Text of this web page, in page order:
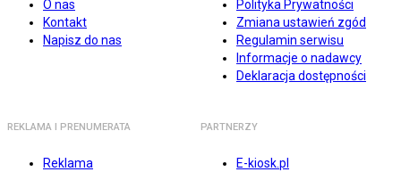
O nas
Kontakt
Napisz do nas
Polityka Prywatności
Zmiana ustawień zgód
Regulamin serwisu
Informacje o nadawcy
Deklaracja dostępności
REKLAMA I PRENUMERATA
Reklama
PARTNERZY
E-kiosk.pl